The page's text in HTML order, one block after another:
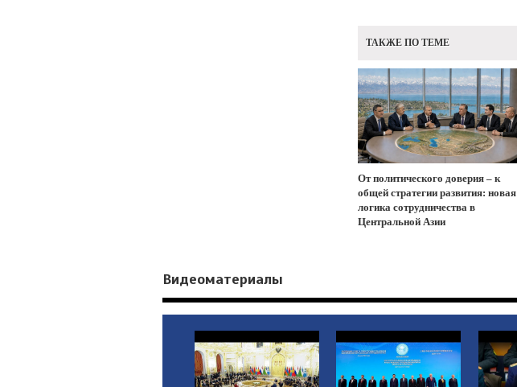
ТАКЖЕ ПО ТЕМЕ
От политического доверия – к
общей стратегии развития: новая
логика сотрудничества в
Центральной Азии
Видеоматериалы